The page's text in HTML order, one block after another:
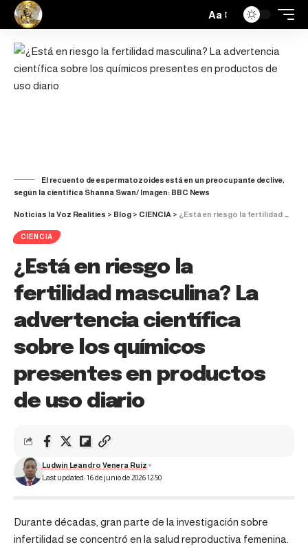
Aa
El recuento de espermatozoides está en un preocupante declive,
según la científica Shanna Swan/ Imagen: BBC News
Noticias la Voz Realities > Blog > CIENCIA > ¿Está en riesgo la fertilidad masculina? La advertencia científica sobre los químicos presentes en productos de uso diario
CIENCIA
¿Está en riesgo la
fertilidad masculina? La
advertencia científica
sobre los químicos
presentes en productos
de uso diario
Last updated: 16 de junio de 2026 12:50
Ludwin Leandro Venera Ruiz
Durante décadas, gran parte de la investigación sobre
infertilidad se concentró en la salud reproductiva femenina.